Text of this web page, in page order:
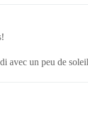
avec un peu de